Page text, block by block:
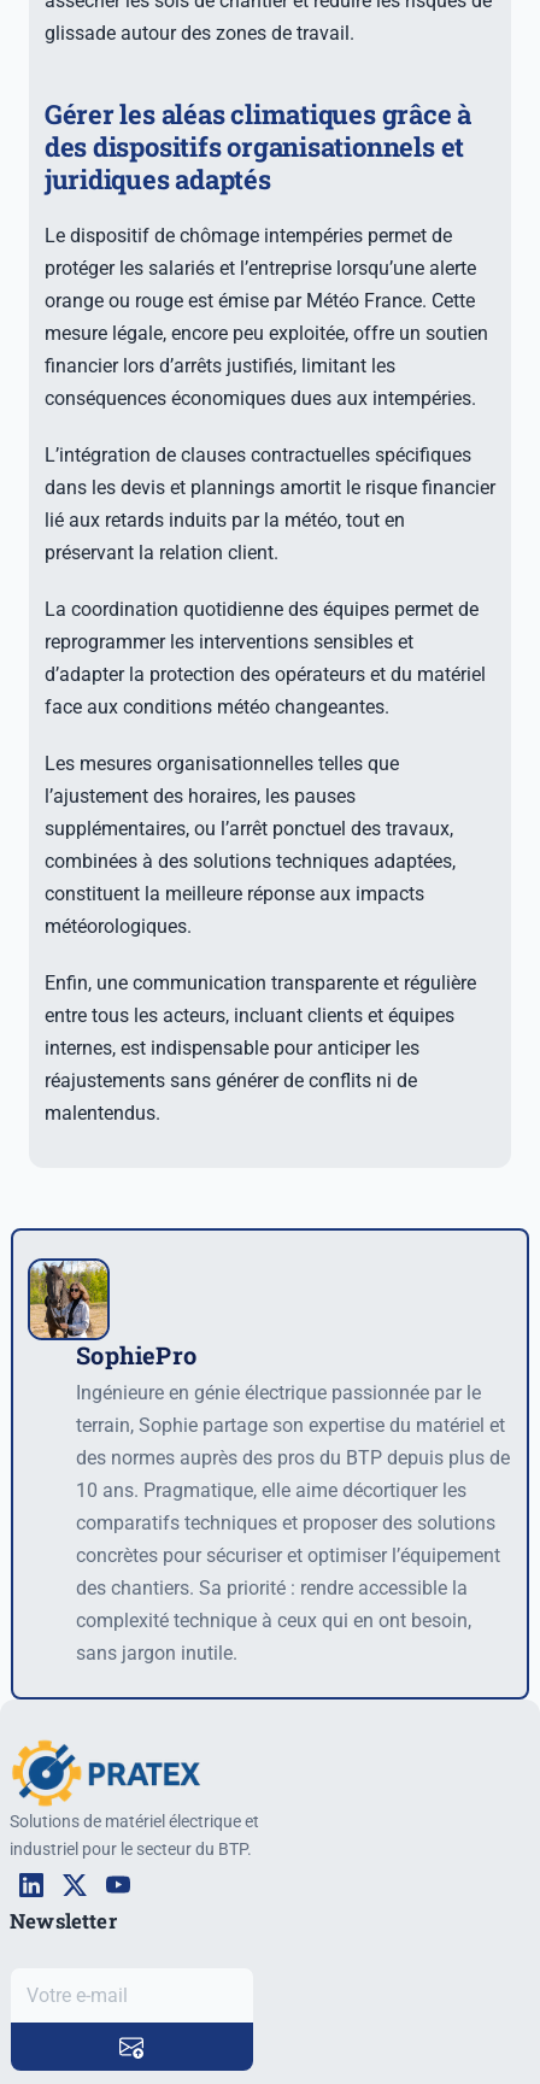
glissade autour des zones de travail.
Gérer les aléas climatiques grâce à
des dispositifs organisationnels et
juridiques adaptés
Le dispositif de chômage intempéries permet de
protéger les salariés et l’entreprise lorsqu’une alerte
orange ou rouge est émise par Météo France. Cette
mesure légale, encore peu exploitée, offre un soutien
financier lors d’arrêts justifiés, limitant les
conséquences économiques dues aux intempéries.
L’intégration de clauses contractuelles spécifiques
dans les devis et plannings amortit le risque financier
lié aux retards induits par la météo, tout en
préservant la relation client.
La coordination quotidienne des équipes permet de
reprogrammer les interventions sensibles et
d’adapter la protection des opérateurs et du matériel
face aux conditions météo changeantes.
Les mesures organisationnelles telles que
l’ajustement des horaires, les pauses
supplémentaires, ou l’arrêt ponctuel des travaux,
combinées à des solutions techniques adaptées,
constituent la meilleure réponse aux impacts
météorologiques.
Enfin, une communication transparente et régulière
entre tous les acteurs, incluant clients et équipes
internes, est indispensable pour anticiper les
réajustements sans générer de conflits ni de
malentendus.
AuteurSophiePro
Ingénieure en génie électrique passionnée par le
terrain, Sophie partage son expertise du matériel et
des normes auprès des pros du BTP depuis plus de
10 ans. Pragmatique, elle aime décortiquer les
comparatifs techniques et proposer des solutions
concrètes pour sécuriser et optimiser l’équipement
des chantiers. Sa priorité : rendre accessible la
complexité technique à ceux qui en ont besoin,
sans jargon inutile.
Solutions de matériel électrique et
industriel pour le secteur du BTP.
Newsletter